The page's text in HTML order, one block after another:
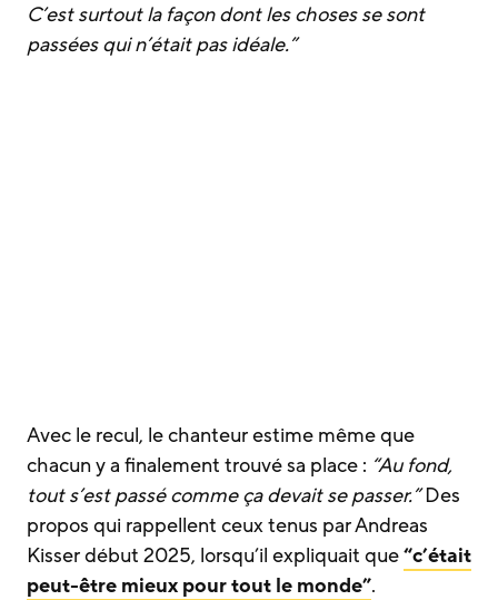
C’est surtout la façon dont les choses se sont
passées qui n’était pas idéale.”
Avec le recul, le chanteur estime même que
chacun y a finalement trouvé sa place : “Au fond,
tout s’est passé comme ça devait se passer.”Des
propos qui rappellent ceux tenus par Andreas
Kisser début 2025, lorsqu’il expliquait que“c’était
peut-être mieux pour tout le monde”.